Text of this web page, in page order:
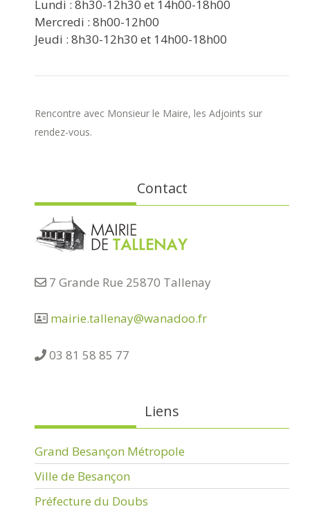
Lundi : 8h30-12h30 et 14h00-18h00
Mercredi : 8h00-12h00
Jeudi : 8h30-12h30 et 14h00-18h00
Rencontre avec Monsieur le Maire, les Adjoints sur
rendez-vous.
Contact
7 Grande Rue 25870 Tallenay
mairie.tallenay@wanadoo.fr
03 81 58 85 77
Liens
Grand Besançon Métropole
Ville de Besançon
Préfecture du Doubs